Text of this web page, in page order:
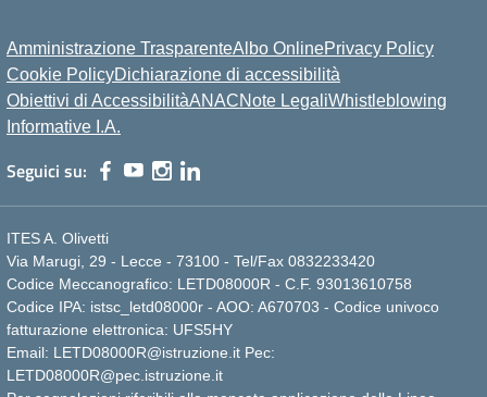
Amministrazione TrasparenteAlbo OnlinePrivacy Policy
Cookie PolicyDichiarazione di accessibilità
Obiettivi di AccessibilitàANACNote LegaliWhistleblowing
Informative I.A.
Seguici su:
ITES A. Olivetti
Via Marugi, 29 - Lecce - 73100 - Tel/Fax 0832233420
Codice Meccanografico: LETD08000R - C.F. 93013610758
Codice IPA: istsc_letd08000r - AOO: A670703 - Codice univoco
fatturazione elettronica: UFS5HY
Email: LETD08000R@istruzione.it Pec:
LETD08000R@pec.istruzione.it